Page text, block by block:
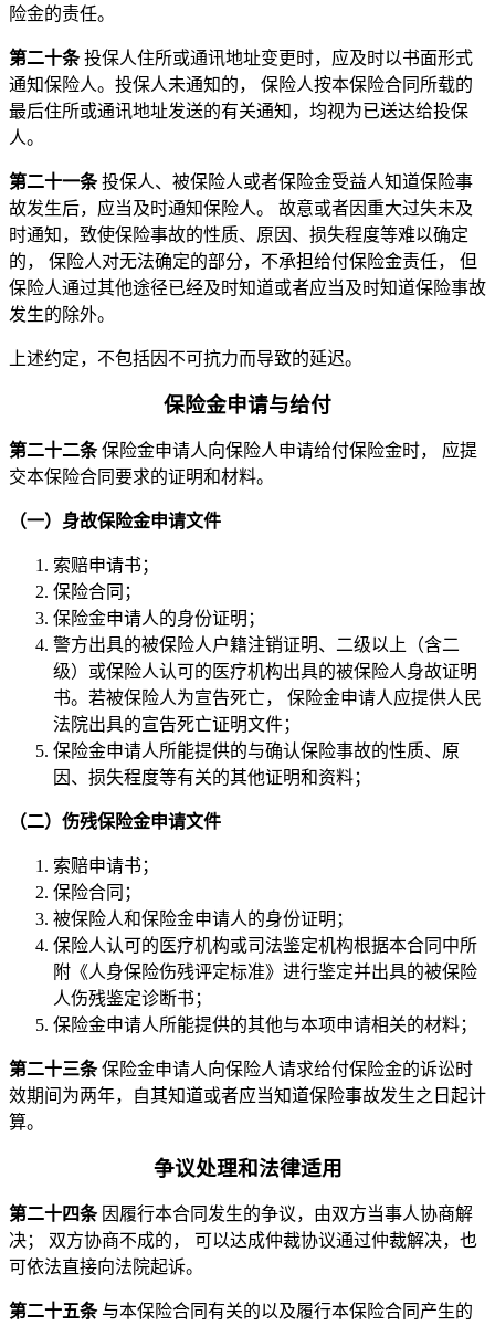
险金的责任。
第二十条投保人住所或通讯地址变更时，应及时以书面形式
通知保险人。投保人未通知的， 保险人按本保险合同所载的
最后住所或通讯地址发送的有关通知，均视为已送达给投保
人。
第二十一条投保人、被保险人或者保险金受益人知道保险事
故发生后，应当及时通知保险人。 故意或者因重大过失未及
时通知，致使保险事故的性质、原因、损失程度等难以确定
的， 保险人对无法确定的部分，不承担给付保险金责任， 但
保险人通过其他途径已经及时知道或者应当及时知道保险事故
发生的除外。
上述约定，不包括因不可抗力而导致的延迟。
保险金申请与给付
第二十二条保险金申请人向保险人申请给付保险金时， 应提
交本保险合同要求的证明和材料。
（一）身故保险金申请文件
索赔申请书；
保险合同；
保险金申请人的身份证明；
警方出具的被保险人户籍注销证明、二级以上（含二
级）或保险人认可的医疗机构出具的被保险人身故证明
书。若被保险人为宣告死亡， 保险金申请人应提供人民
法院出具的宣告死亡证明文件；
保险金申请人所能提供的与确认保险事故的性质、原
因、损失程度等有关的其他证明和资料；
（二）伤残保险金申请文件
索赔申请书；
保险合同；
被保险人和保险金申请人的身份证明；
保险人认可的医疗机构或司法鉴定机构根据本合同中所
附《人身保险伤残评定标准》进行鉴定并出具的被保险
人伤残鉴定诊断书；
保险金申请人所能提供的其他与本项申请相关的材料；
第二十三条保险金申请人向保险人请求给付保险金的诉讼时
效期间为两年，自其知道或者应当知道保险事故发生之日起计
算。
争议处理和法律适用
第二十四条因履行本合同发生的争议，由双方当事人协商解
决； 双方协商不成的， 可以达成仲裁协议通过仲裁解决，也
可依法直接向法院起诉。
第二十五条与本保险合同有关的以及履行本保险合同产生的